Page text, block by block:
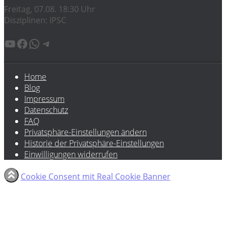
Freitag, 07.08. 18:30 Uhr
Disziplinen: IPSC
YouTube
Facebook
WhatsApp
Telegram
Home
Blog
Impressum
Datenschutz
FAQ
Privatsphäre-Einstellungen ändern
Historie der Privatsphäre-Einstellungen
Einwilligungen widerrufen
Cookie Consent mit Real Cookie Banner